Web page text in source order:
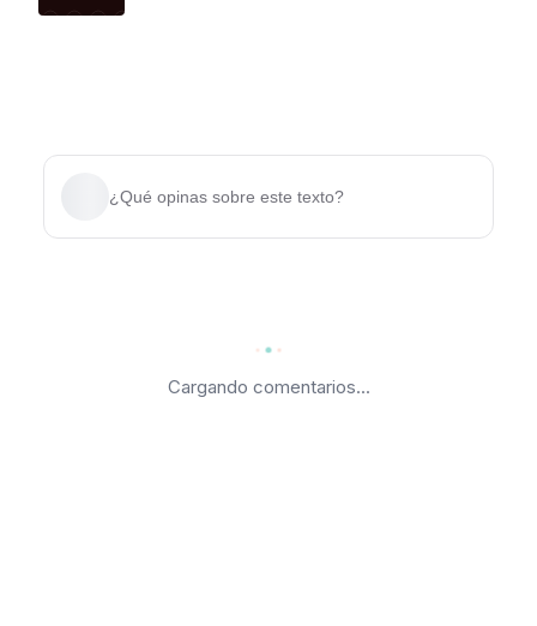
¿Qué opinas sobre este texto?
Cargando comentarios...